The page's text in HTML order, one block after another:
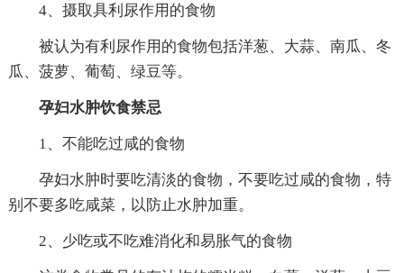
4、摄取具利尿作用的食物
被认为有利尿作用的食物包括洋葱、大蒜、南瓜、冬
瓜、菠萝、葡萄、绿豆等。
孕妇水肿饮食禁忌
1、不能吃过咸的食物
孕妇水肿时要吃清淡的食物，不要吃过咸的食物，特
别不要多吃咸菜，以防止水肿加重。
2、少吃或不吃难消化和易胀气的食物